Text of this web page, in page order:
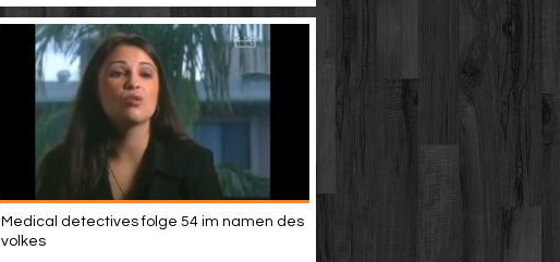
Medical detectives folge 54 im namen des
volkes